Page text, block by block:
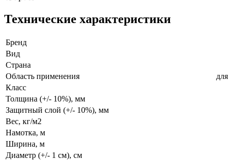
Технические характеристики
Бренд
Вид
Страна
Область применения
Класс
Толщина (+/- 10%), мм
Защитный слой (+/- 10%), мм
Вес, кг/м2
Намотка, м
Ширина, м
Диаметр (+/- 1 см), см